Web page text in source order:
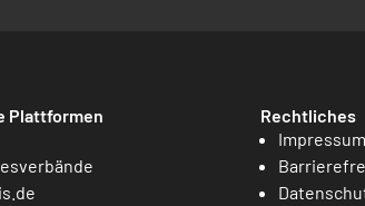
Plattformen
Rechtliches
Impressum